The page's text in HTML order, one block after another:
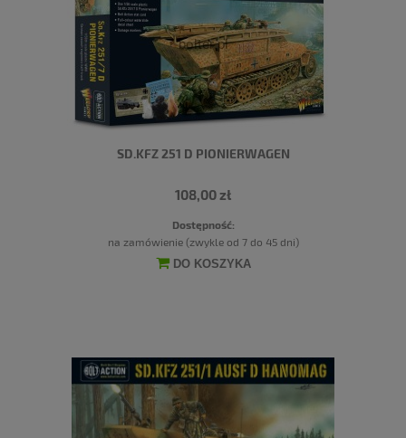
SD.KFZ 251 D PIONIERWAGEN
108,00 zł
Dostępność:
na zamówienie (zwykle od 7 do 45 dni)
DO KOSZYKA